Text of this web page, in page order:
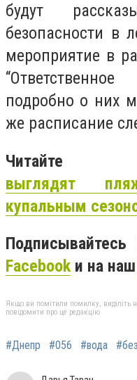
будут
безопасности в
мероприятие в
подробно о них
же расписание
выглядят
купальным
Facebook и на наш
Якщо ви помітили помилку, виділіть
повідомити про це редакцію
#Днепр #056 #вода